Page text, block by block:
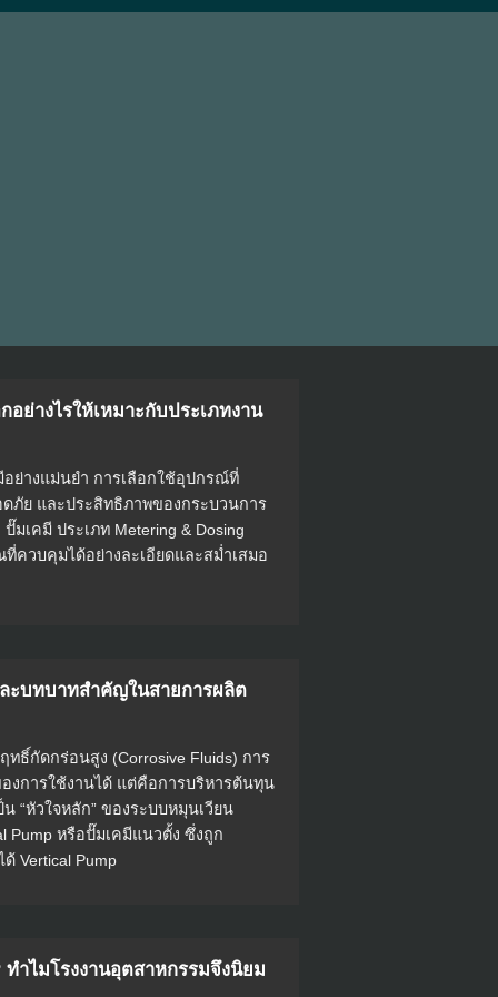
ย่างไรให้เหมาะกับประเภทงาน
ย่างแม่นยำ การเลือกใช้อุปกรณ์ที่
ภัย และประสิทธิภาพของกระบวนการ
เคมี ประเภท Metering & Dosing
ควบคุมได้อย่างละเอียดและสม่ำเสมอ
ะบทบาทสำคัญในสายการผลิต
ธิ์กัดกร่อนสูง (Corrosive Fluids) การ
องการใช้งานได้ แต่คือการบริหารต้นทุน
“หัวใจหลัก” ของระบบหมุนเวียน
Pump หรือปั๊มเคมีแนวตั้ง ซึ่งถูก
Vertical Pump
ำไมโรงงานอุตสาหกรรมจึงนิยม